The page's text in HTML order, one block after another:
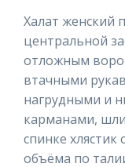
Халат женский
центральной
отложным
втачными
нагрудными и
карманами,
спинке хлястик
объёма по